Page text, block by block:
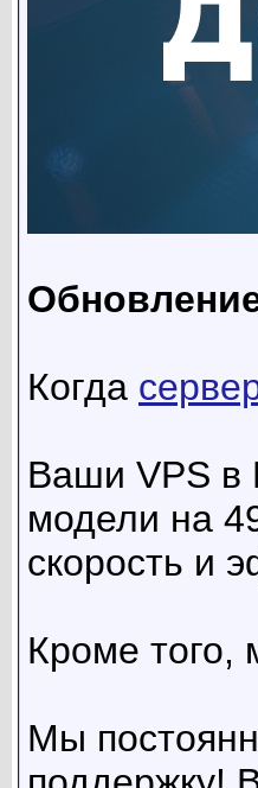
Когда
Ваши VPS в
модели на
скорость и
Кроме того,
Мы